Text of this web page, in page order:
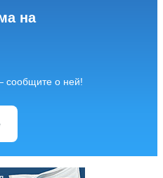
на
сообщите о ней!